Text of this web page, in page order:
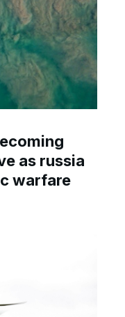
as russia
warfare